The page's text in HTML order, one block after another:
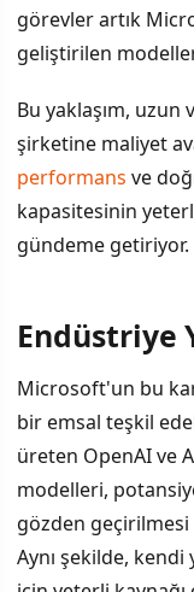
görevler artık
geliştirilen
Bu yaklaşım,
şirketine maliyet
performans ve
kapasitesinin
gündeme getiriyor.
Endüstriye
Microsoft'un bu
bir emsal teşkil
üreten OpenAI ve
modelleri,
gözden
Aynı şekilde,